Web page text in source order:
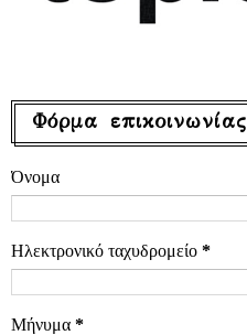
Φόρμα επικοινωνίας
Όνομα
Ηλεκτρονικό ταχυδρομείο *
Μήνυμα *